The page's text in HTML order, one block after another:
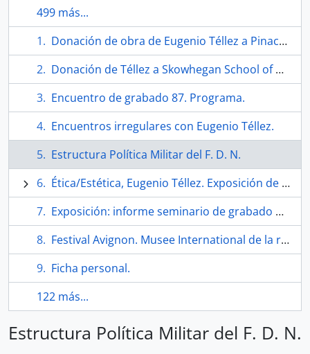
499 más...
Donación de obra de Eugenio Téllez a Pinacoteca Universidad de Concepción.
Donación de Téllez a Skowhegan School of Painting and Sculpture.
Encuentro de grabado 87. Programa.
Encuentros irregulares con Eugenio Téllez.
Estructura Política Militar del F. D. N.
Ética/Estética, Eugenio Téllez. Exposición de Gabinete.
Exposición: informe seminario de grabado por Eugenio Téllez.
Festival Avignon. Musee International de la resistance
Ficha personal.
122 más...
Estructura Política Militar del F. D. N.